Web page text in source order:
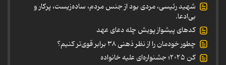
شهید رئیسی، مردی بود از جنس مردم، ساده‌زیست، پرکار و
بی‌ادعا.
کدهای پیشواز پویش چله دعای عهد
چطور خودمان را از نظر ذهنی ۳۸ برابر قوی‌تر کنیم؟
کن ۲۰۲۵؛ جشنواره‌ای علیه خانواده